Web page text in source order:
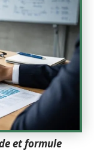
et formule